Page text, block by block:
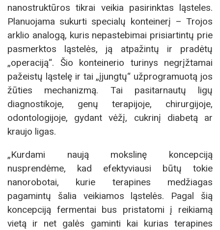
nanostruktūros tikrai veikia pasirinktas ląsteles.
Planuojama sukurti specialų konteinerį – Trojos
arklio analogą, kuris nepastebimai prisiartintų prie
pasmerktos ląstelės, ją atpažintų ir pradėtų
„operaciją“. Šio konteinerio turinys negrįžtamai
pažeistų ląstelę ir tai „įjungtų“ užprogramuotą jos
žūties mechanizmą. Tai pasitarnautų ligų
diagnostikoje, genų terapijoje, chirurgijoje,
odontologijoje, gydant vėžį, cukrinį diabetą ar
kraujo ligas.
„Kurdami naują mokslinę koncepciją
nusprendėme, kad efektyviausi būtų tokie
nanorobotai, kurie terapines medžiagas
pagamintų šalia veikiamos ląstelės. Pagal šią
koncepciją fermentai bus pristatomi į reikiamą
vietą ir net galės gaminti kai kurias terapines